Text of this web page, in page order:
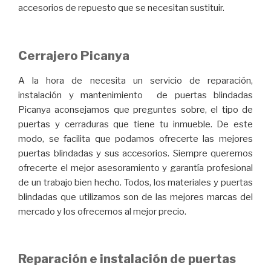
accesorios de repuesto que se necesitan sustituir.
Cerrajero Picanya
A la hora de necesita un servicio de reparación,
instalación y mantenimiento de puertas blindadas
Picanya aconsejamos que preguntes sobre, el tipo de
puertas y cerraduras que tiene tu inmueble. De este
modo, se facilita que podamos ofrecerte las mejores
puertas blindadas y sus accesorios. Siempre queremos
ofrecerte el mejor asesoramiento y garantía profesional
de un trabajo bien hecho. Todos, los materiales y puertas
blindadas que utilizamos son de las mejores marcas del
mercado y los ofrecemos al mejor precio.
Reparación e instalación de puertas